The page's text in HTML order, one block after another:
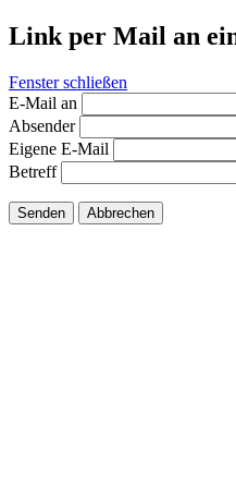
Link per Mail an
Fenster schließen
E-Mail an
Absender
Eigene E-Mail
Betreff
Senden Abbrechen